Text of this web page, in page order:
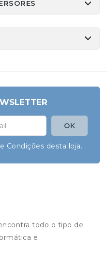
Condições desta loja.
todo o tipo de
e